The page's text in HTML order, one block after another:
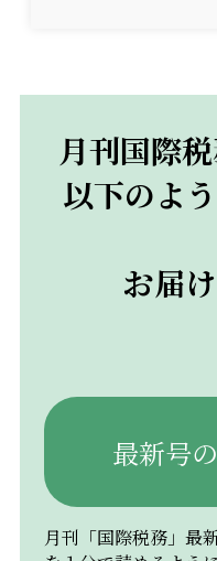
月刊国際
以下のよ
お届
最新号
月刊「国際税務」最